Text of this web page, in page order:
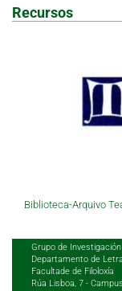
Recursos
Biblioteca-Arquivo
Grupo de
Departamento de
Facultade de Filoloxía
Rúa Lisboa, 7 -